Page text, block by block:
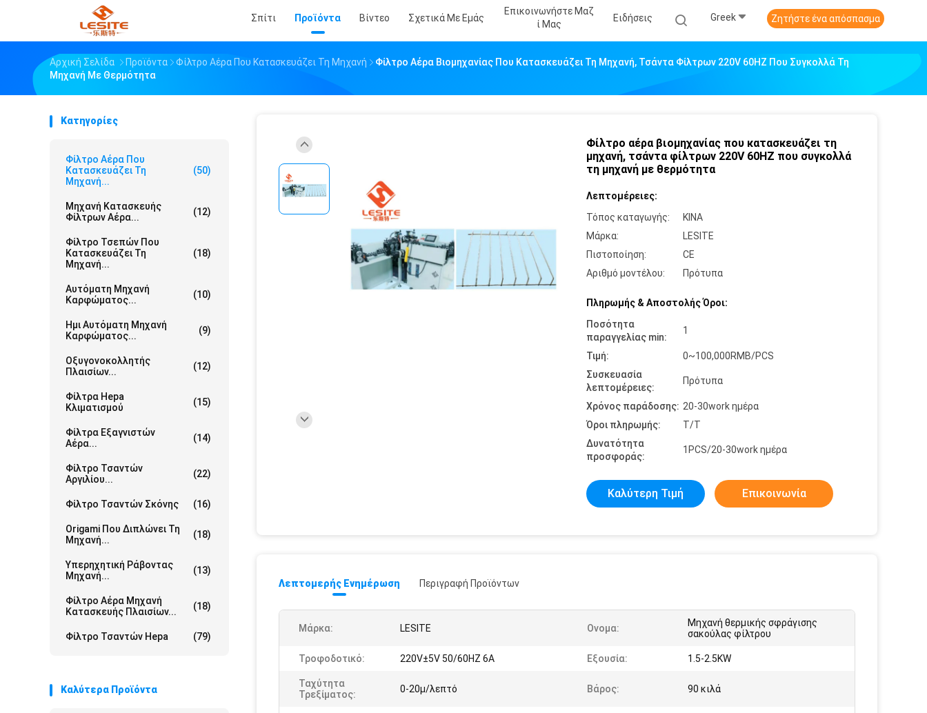
Σπίτι Προϊόντα Βίντεο Σχετικά Με Εμάς
Επικοινωνήστε Μαζ
Ί Μας
Ειδήσεις Greek Ζητήστε ένα απόσπασμα
Αρχική Σελίδα Προϊόντα Φίλτρο Αέρα Που Κατασκευάζει Τη Μηχανή
Φίλτρο Αέρα Βιομηχανίας Που Κατασκευάζει Τη Μηχανή, Τσάντα Φίλτρων 220V 60HZ Που Συγκολλά Τη
Μηχανή Με Θερμότητα
Κατηγορίες
Φίλτρο Αέρα Που
Κατασκευάζει Τη
Μηχανή...
(50)
Μηχανή Κατασκευής
Φίλτρων Αέρα...
(12)
Φίλτρο Τσεπών Που
Κατασκευάζει Τη
Μηχανή...
(18)
Αυτόματη Μηχανή
Καρφώματος...
(10)
Ημι Αυτόματη Μηχανή
Καρφώματος...
(9)
Οξυγονοκολλητής
Πλαισίων...
(12)
Φίλτρα Hepa
Κλιματισμού
(15)
Φίλτρα Εξαγνιστών
Αέρα...
(14)
Φίλτρο Τσαντών
Αργιλίου...
(22)
Φίλτρο Τσαντών Σκόνης (16)
Origami Που Διπλώνει Τη
Μηχανή...
(18)
Υπερηχητική Ράβοντας
Μηχανή...
(13)
Φίλτρο Αέρα Μηχανή
Κατασκευής Πλαισίων...
(18)
Φίλτρο Τσαντών Hepa (79)
Καλύτερα Προϊόντα
Φίλτρο αέρα βιομηχανίας που κατασκευάζει τη
μηχανή, τσάντα φίλτρων 220V 60HZ που συγκολλά
τη μηχανή με θερμότητα
Λεπτομέρειες:
Τόπος καταγωγής:
ΚΙΝΑ
Μάρκα:
LESITE
Πιστοποίηση:
CE
Αριθμό μοντέλου:
Πρότυπα
Πληρωμής & Αποστολής Όροι:
Ποσότητα
παραγγελίας min:
1
Τιμή:
0~100,000RMB/PCS
Συσκευασία
λεπτομέρειες:
Πρότυπα
Χρόνος παράδοσης: 20-30work ημέρα
Όροι πληρωμής:
T/T
Δυνατότητα
προσφοράς:
1PCS/20-30work ημέρα
Καλύτερη Τιμή Επικοινωνία
Λεπτομερής Ενημέρωση Περιγραφή Προϊόντων
Μάρκα: LESITE Ονομα:
Μηχανή θερμικής σφράγισης
σακούλας φίλτρου
Τροφοδοτικό: 220V±5V 50/60HZ 6A Εξουσία: 1.5-2.5KW
Ταχύτητα
Τρεξίματος:
0-20μ/λεπτό Βάρος: 90 κιλά